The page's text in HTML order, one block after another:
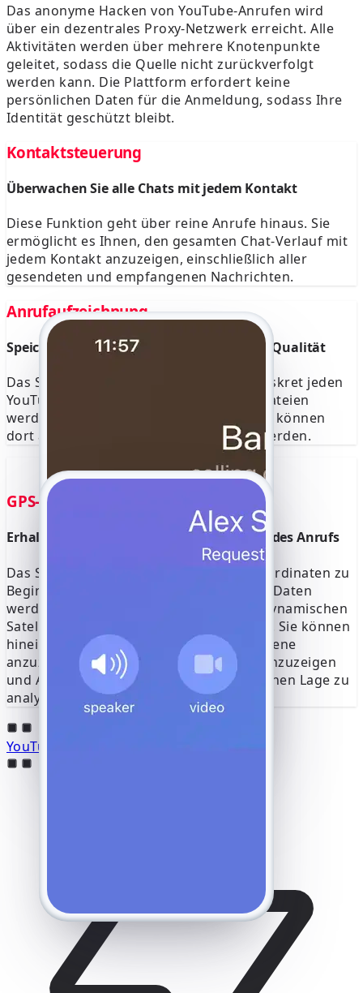
Das anonyme Hacken von YouTube-Anrufen wird
über ein dezentrales Proxy-Netzwerk erreicht. Alle
Aktivitäten werden über mehrere Knotenpunkte
geleitet, sodass die Quelle nicht zurückverfolgt
werden kann. Die Plattform erfordert keine
persönlichen Daten für die Anmeldung, sodass Ihre
Identität geschützt bleibt.
Kontaktsteuerung
Überwachen Sie alle Chats mit jedem Kontakt
Diese Funktion geht über reine Anrufe hinaus. Sie
ermöglicht es Ihnen, den gesamten Chat-Verlauf mit
jedem Kontakt anzuzeigen, einschließlich aller
gesendeten und empfangenen Nachrichten.
Anrufaufzeichnung
Speichern Sie jede Unterhaltung in hoher Qualität
Das System zeichnet automatisch und diskret jeden
YouTube-Anruf auf. Hochwertige Audiodateien
werden auf der Konsole gespeichert und können
dort abgespielt oder heruntergeladen werden.
GPS-Standort
Erhalten Sie den genauen GPS-Standort jedes Anrufs
Das System erfasst die genauen GPS-Koordinaten zu
Beginn und am Ende jedes Anrufs. Diese Daten
werden als präziser Standort auf einer dynamischen
Satellitenkarte in Ihrem Portal angezeigt. Sie können
hineinzoomen, um Details auf Straßenebene
anzuzeigen, die Adresse des Standorts anzuzeigen
und Anrufmuster anhand der geografischen Lage zu
analysieren.
YouTube online hacken